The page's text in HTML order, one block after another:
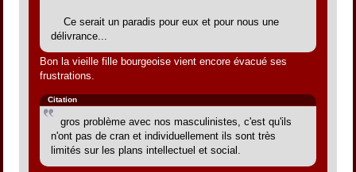
Ce serait un paradis pour eux et pour nous une
délivrance...
Bon la vieille fille bourgeoise vient encore évacué ses
frustrations.
Citation
gros problème avec nos masculinistes, c'est qu'ils
n'ont pas de cran et individuellement ils sont très
limités sur les plans intellectuel et social.